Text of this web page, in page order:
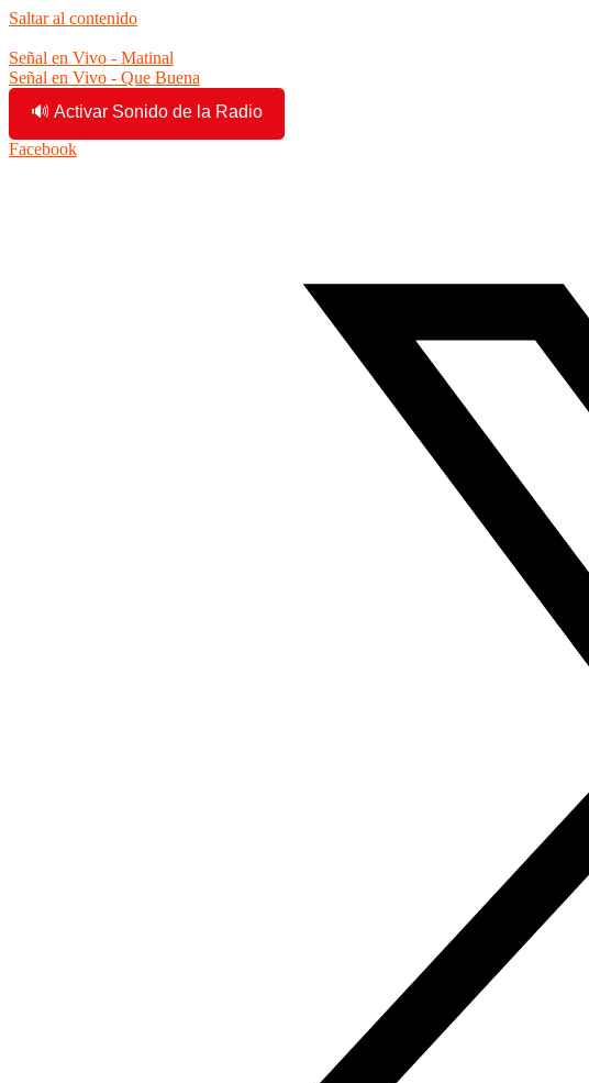
Saltar al contenido
Señal en Vivo - Matinal
Señal en Vivo - Que Buena
🔊 Activar Sonido de la Radio
Facebook